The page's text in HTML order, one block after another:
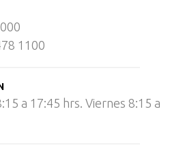
1100
a 17:45 hrs. Viernes 8:15 a